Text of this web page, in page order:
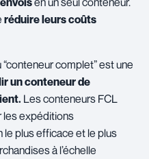
réduire leurs coûts
complet” est une
un conteneur de
Les conteneurs FCL
les expéditions
le plus efficace et le plus
à l’échelle